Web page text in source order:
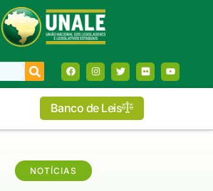
Banco de Leis
NOTÍCIAS